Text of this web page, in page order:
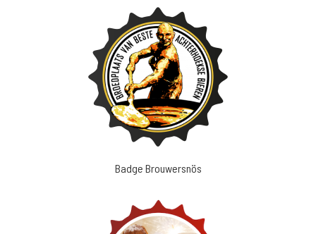
Badge Brouwersnös